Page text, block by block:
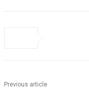
Previous article